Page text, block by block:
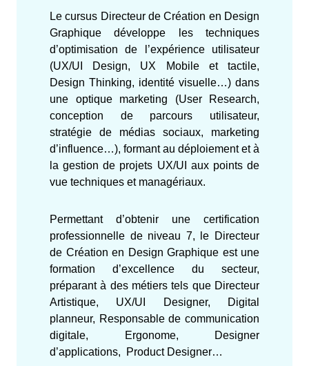
Le cursus Directeur de Création en Design
Graphique développe les techniques
d’optimisation de l’expérience utilisateur
(UX/UI Design, UX Mobile et tactile,
Design Thinking, identité visuelle…) dans
une optique marketing (User Research,
conception de parcours utilisateur,
stratégie de médias sociaux, marketing
d’influence…), formant au déploiement et à
la gestion de projets UX/UI aux points de
vue techniques et managériaux.
Permettant d’obtenir une certification
professionnelle de niveau 7, le Directeur
de Création en Design Graphique est une
formation d’excellence du secteur,
préparant à des métiers tels que Directeur
Artistique, UX/UI Designer, Digital
planneur, Responsable de communication
digitale, Ergonome, Designer
d’applications, Product Designer…